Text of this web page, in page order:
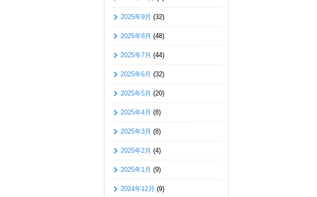
2025年9月 (32)
2025年8月 (48)
2025年7月 (44)
2025年6月 (32)
2025年5月 (20)
2025年4月 (8)
2025年3月 (8)
2025年2月 (4)
2025年1月 (9)
2024年12月 (9)